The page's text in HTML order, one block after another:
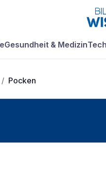
Gesundheit & Medizin
/ Pocken